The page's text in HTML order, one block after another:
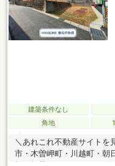
建築条件なし
角地
＼あれこれ不動産サイトを
市・木曽岬町・川越町・朝